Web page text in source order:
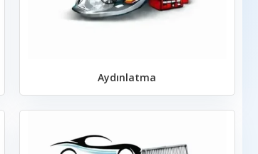
Aydınlatma